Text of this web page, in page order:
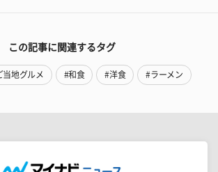
この記事に関連するタグ
当地グルメ #和食 #洋食 #ラーメン